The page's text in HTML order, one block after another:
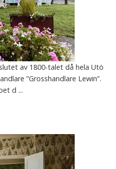
av 1800-talet då hela Utö
”Grosshandlare Lewin”.
d ...